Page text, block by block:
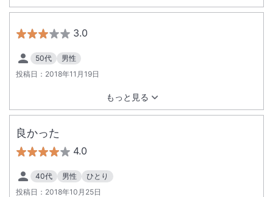
3.0
50代
男性
投稿日： 2018年11月19日
もっと見る
良かった
4.0
40代 男性
ひとり
投稿日： 2018年10月25日